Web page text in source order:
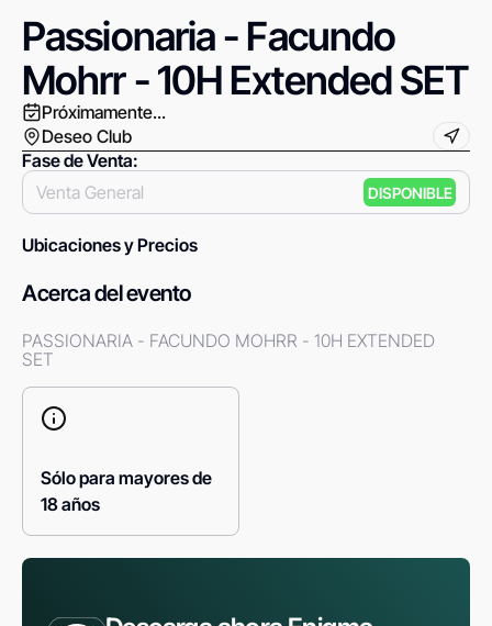
Passionaria - Facundo
Mohrr - 10H Extended SET
Próximamente...
Deseo Club
Fase de Venta:
Venta General
DISPONIBLE
Ubicaciones y Precios
Acerca del evento
PASSIONARIA - FACUNDO MOHRR - 10H EXTENDED
SET
Sólo para mayores de
18 años